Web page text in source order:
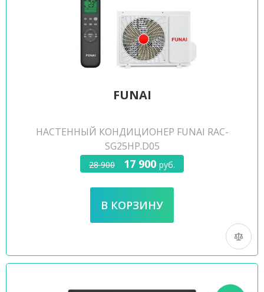
FUNAI
НАСТЕННЫЙ КОНДИЦИОНЕР FUNAI RAC-
SG25HP.D05
28 900 17 900 руб.